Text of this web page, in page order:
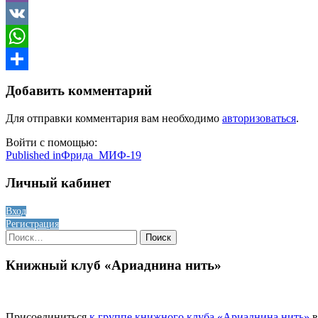
Viber
VK
WhatsApp
Добавить комментарий
Для отправки комментария вам необходимо авторизоваться.
Войти с помощью:
Навигация
по
Published inФрида_МИФ-19
Личный кабинет
Вход
Регистрация
Найти:
Книжный клуб «Ариаднина нить»